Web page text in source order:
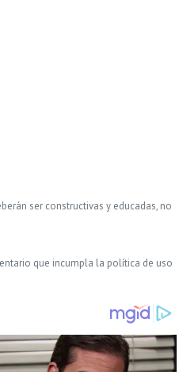
ser constructivas y educadas, no
que incumpla la política de uso